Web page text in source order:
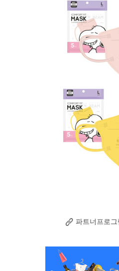
파트너프로그